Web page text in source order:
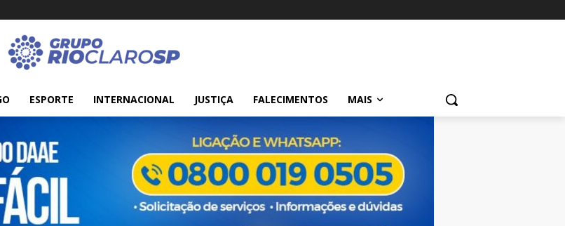
ESPORTE INTERNACIONAL JUSTIÇA FALECIMENTOS MAIS